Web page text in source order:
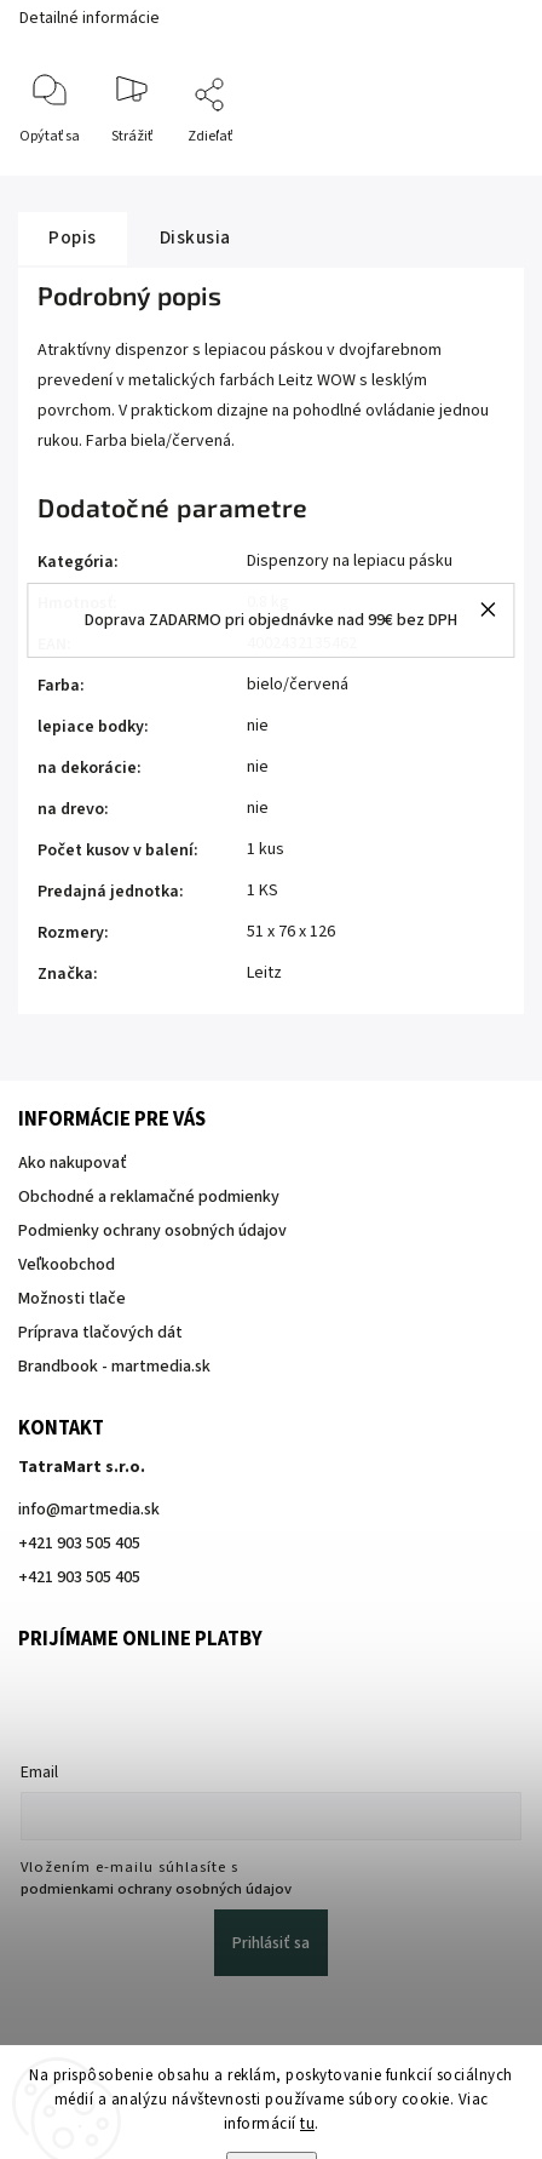
Na prispôsobenie obsahu a reklám, poskytovanie funkcií sociálnych
médií a analýzu návštevnosti používame súbory cookie. Viac
informáciítu.
Doprava ZADARMO pri objednávke nad 99€ bez DPH
Detailné informácie
Opýtať sa Strážiť Zdieľať
Popis Diskusia
Podrobný popis
Atraktívny dispenzor s lepiacou páskou v dvojfarebnom
prevedení v metalických farbách Leitz WOW s lesklým
povrchom. V praktickom dizajne na pohodlné ovládanie jednou
rukou. Farba biela/červená.
Dodatočné parametre
Kategória:
Dispenzory na lepiacu pásku
Farba:
bielo/červená
lepiace bodky:
nie
na dekorácie:
nie
na drevo:
nie
Počet kusov v balení:
1 kus
Predajná jednotka:
1 KS
Rozmery:
51 x 76 x 126
Značka: Leitz
INFORMÁCIE PRE VÁS
Ako nakupovať
Obchodné a reklamačné podmienky
Podmienky ochrany osobných údajov
Veľkoobchod
Možnosti tlače
Príprava tlačových dát
Brandbook - martmedia.sk
KONTAKT
TatraMart s.r.o.
info@martmedia.sk
+421 903 505 405
+421 903 505 405
PRIJÍMAME ONLINE PLATBY
Email
Vložením e-mailu súhlasíte s
podmienkami ochrany osobných údajov
Prihlásiť sa